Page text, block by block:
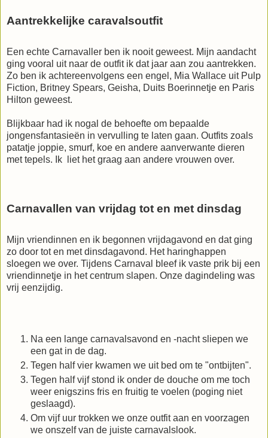
Aantrekkelijke caravalsoutfit
Een echte Carnavaller ben ik nooit geweest. Mijn aandacht
ging vooral uit naar de outfit ik dat jaar aan zou aantrekken.
Zo ben ik achtereenvolgens een engel, Mia Wallace uit Pulp
Fiction, Britney Spears, Geisha, Duits Boerinnetje en Paris
Hilton geweest.
Blijkbaar had ik nogal de behoefte om bepaalde
jongensfantasieën in vervulling te laten gaan. Outfits zoals
patatje joppie, smurf, koe en andere aanverwante dieren
met tepels. Ik liet het graag aan andere vrouwen over.
Carnavallen van vrijdag tot en met dinsdag
Mijn vriendinnen en ik begonnen vrijdagavond en dat ging
zo door tot en met dinsdagavond. Het haringhappen
sloegen we over. Tijdens Carnaval bleef ik vaste prik bij een
vriendinnetje in het centrum slapen. Onze dagindeling was
vrij eenzijdig.
Na een lange carnavalsavond en -nacht sliepen we
een gat in de dag.
Tegen half vier kwamen we uit bed om te "ontbijten".
Tegen half vijf stond ik onder de douche om me toch
weer enigszins fris en fruitig te voelen (poging niet
geslaagd).
Om vijf uur trokken we onze outfit aan en voorzagen
we onszelf van de juiste carnavalslook.